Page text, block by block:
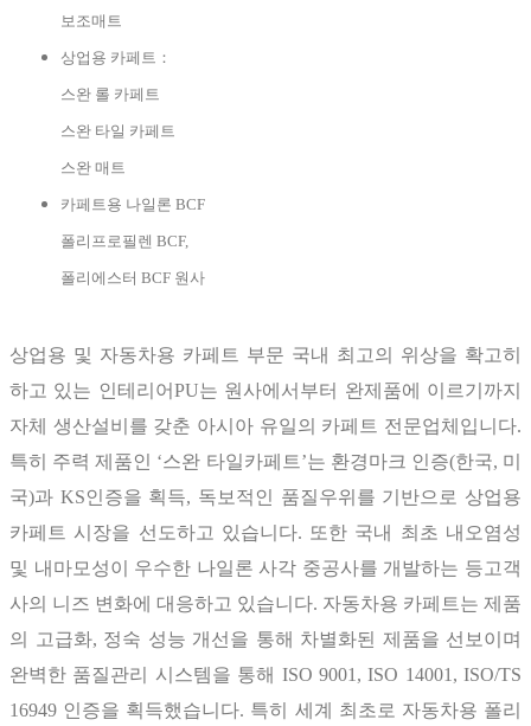
보조매트
상업용 카페트：
스완 롤 카페트
스완 타일 카페트
스완 매트
카페트용 나일론 BCF
폴리프로필렌 BCF,
폴리에스터 BCF 원사
상업용 및 자동차용 카페트 부문 국내 최고의 위상을 확고히
하고 있는 인테리어PU는 원사에서부터 완제품에 이르기까지
자체 생산설비를 갖춘 아시아 유일의 카페트 전문업체입니다.
특히 주력 제품인 ‘스완 타일카페트’는 환경마크 인증(한국, 미
국)과 KS인증을 획득, 독보적인 품질우위를 기반으로 상업용
카페트 시장을 선도하고 있습니다. 또한 국내 최초 내오염성
및 내마모성이 우수한 나일론 사각 중공사를 개발하는 등고객
사의 니즈 변화에 대응하고 있습니다. 자동차용 카페트는 제품
의 고급화, 정숙 성능 개선을 통해 차별화된 제품을 선보이며
완벽한 품질관리 시스템을 통해 ISO 9001, ISO 14001, ISO/TS
16949 인증을 획득했습니다. 특히 세계 최초로 자동차용 폴리